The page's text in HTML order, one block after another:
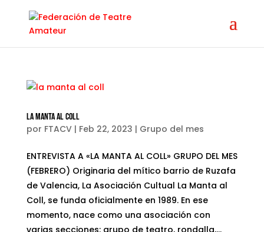
la manta al coll
por FTACV| Feb 22, 2023 | Grupo del mes
ENTREVISTA A «LA MANTA AL COLL» GRUPO DEL MES
(FEBRERO) Originaria del mítico barrio de Ruzafa
de Valencia, La Asociación Cultual La Manta al
Coll, se funda oficialmente en 1989. En ese
momento, nace como una asociación con
varias secciones: grupo de teatro, rondalla,...